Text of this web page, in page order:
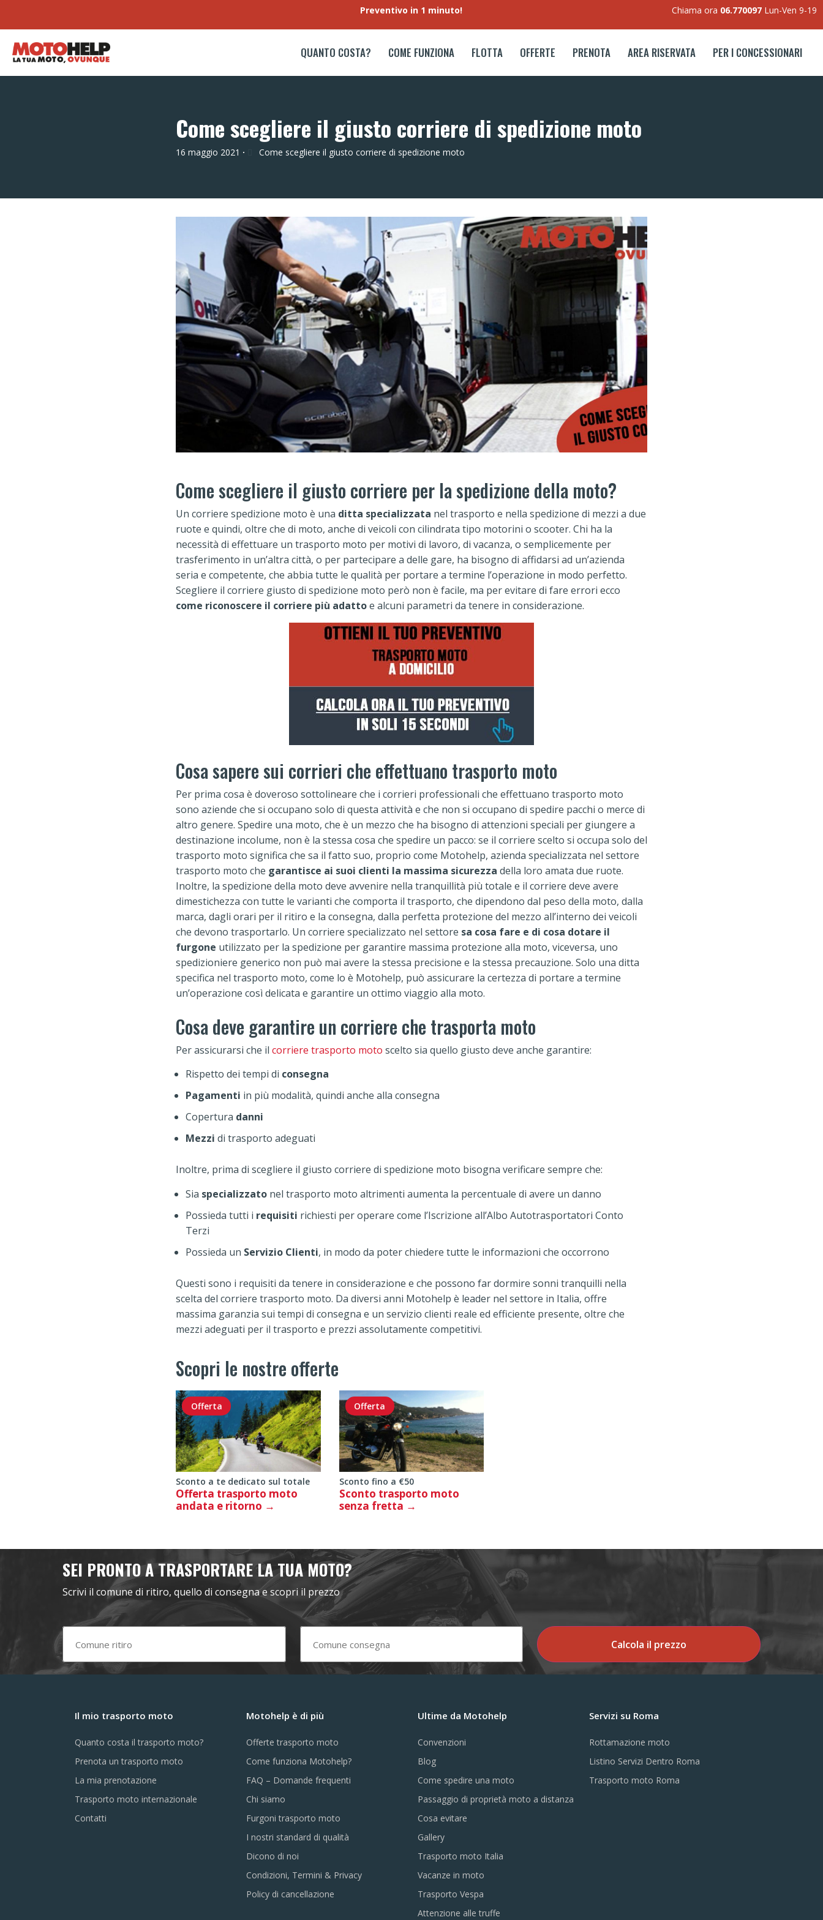
Preventivo in 1 minuto! Chiama ora 06.770097 Lun-Ven 9-19
QUANTO COSTA? COME FUNZIONA FLOTTA OFFERTE PRENOTA AREA RISERVATA PER I CONCESSIONARI
Come scegliere il giusto corriere di spedizione moto
16 maggio 2021 Come scegliere il giusto corriere di spedizione moto
Come scegliere il giusto corriere per la spedizione della moto?
Un corriere spedizione moto è una ditta specializzata nel trasporto e nella spedizione di mezzi a due
ruote e quindi, oltre che di moto, anche di veicoli con cilindrata tipo motorini o scooter. Chi ha la
necessità di effettuare un trasporto moto per motivi di lavoro, di vacanza, o semplicemente per
trasferimento in un’altra città, o per partecipare a delle gare, ha bisogno di affidarsi ad un’azienda
seria e competente, che abbia tutte le qualità per portare a termine l’operazione in modo perfetto.
Scegliere il corriere giusto di spedizione moto però non è facile, ma per evitare di fare errori ecco
come riconoscere il corriere più adattoe alcuni parametri da tenere in considerazione.
Cosa sapere sui corrieri che effettuano trasporto moto
Per prima cosa è doveroso sottolineare che i corrieri professionali che effettuano trasporto moto
sono aziende che si occupano solo di questa attività e che non si occupano di spedire pacchi o merce di
altro genere. Spedire una moto, che è un mezzo che ha bisogno di attenzioni speciali per giungere a
destinazione incolume, non è la stessa cosa che spedire un pacco: se il corriere scelto si occupa solo del
trasporto moto significa che sa il fatto suo, proprio come Motohelp, azienda specializzata nel settore
trasporto moto che garantisce ai suoi clienti la massima sicurezza della loro amata due ruote.
Inoltre, la spedizione della moto deve avvenire nella tranquillità più totale e il corriere deve avere
dimestichezza con tutte le varianti che comporta il trasporto, che dipendono dal peso della moto, dalla
marca, dagli orari per il ritiro e la consegna, dalla perfetta protezione del mezzo all’interno dei veicoli
che devono trasportarlo. Un corriere specializzato nel settore sa cosa fare e di cosa dotare il
furgone utilizzato per la spedizione per garantire massima protezione alla moto, viceversa, uno
spedizioniere generico non può mai avere la stessa precisione e la stessa precauzione. Solo una ditta
specifica nel trasporto moto, come lo è Motohelp, può assicurare la certezza di portare a termine
un’operazione così delicata e garantire un ottimo viaggio alla moto.
Cosa deve garantire un corriere che trasporta moto
Per assicurarsi che il corriere trasporto moto scelto sia quello giusto deve anche garantire:
Rispetto dei tempi di consegna
Pagamenti in più modalità, quindi anche alla consegna
Copertura danni
Mezzi di trasporto adeguati
Inoltre, prima di scegliere il giusto corriere di spedizione moto bisogna verificare sempre che:
Sia specializzato nel trasporto moto altrimenti aumenta la percentuale di avere un danno
Possieda tutti i requisiti richiesti per operare come l’Iscrizione all’Albo Autotrasportatori Conto
Terzi
Possieda un Servizio Clienti, in modo da poter chiedere tutte le informazioni che occorrono
Questi sono i requisiti da tenere in considerazione e che possono far dormire sonni tranquilli nella
scelta del corriere trasporto moto. Da diversi anni Motohelp è leader nel settore in Italia, offre
massima garanzia sui tempi di consegna e un servizio clienti reale ed efficiente presente, oltre che
mezzi adeguati per il trasporto e prezzi assolutamente competitivi.
Scopri le nostre offerte
Offerta
Sconto a te dedicato sul totale
Offerta trasporto moto
andata e ritorno
Offerta
Sconto fino a €50
Sconto trasporto moto
senza fretta
SEI PRONTO A TRASPORTARE LA TUA MOTO?
Scrivi il comune di ritiro, quello di consegna e scopri il prezzo
Calcola il prezzo
Il mio trasporto moto
Quanto costa il trasporto moto?
Prenota un trasporto moto
La mia prenotazione
Trasporto moto internazionale
Contatti
Motohelp è di più
Offerte trasporto moto
Come funziona Motohelp?
FAQ – Domande frequenti
Chi siamo
Furgoni trasporto moto
I nostri standard di qualità
Dicono di noi
Condizioni, Termini & Privacy
Policy di cancellazione
Ultime da Motohelp
Convenzioni
Blog
Come spedire una moto
Passaggio di proprietà moto a distanza
Cosa evitare
Gallery
Trasporto moto Italia
Vacanze in moto
Trasporto Vespa
Attenzione alle truffe
Servizi su Roma
Rottamazione moto
Listino Servizi Dentro Roma
Trasporto moto Roma